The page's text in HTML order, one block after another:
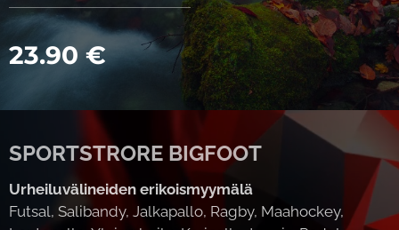
23.90€
SPORTSTRORE BIGFOOT
Urheiluvälineiden erikoismyymälä
Futsal, Salibandy, Jalkapallo, Ragby, Maahockey,